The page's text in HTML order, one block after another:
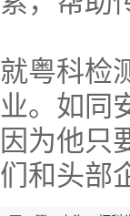
就粤科检
业。如同
因为他只
们和头部